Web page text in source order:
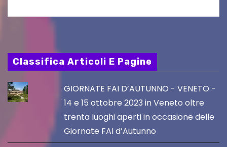
Classifica Articoli E Pagine
GIORNATE FAI D’AUTUNNO - VENETO -
14 e 15 ottobre 2023 in Veneto oltre
trenta luoghi aperti in occasione delle
Giornate FAI d’Autunno